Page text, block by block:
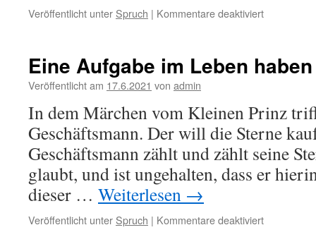
Veröffentlicht unter Spruch | Kommentare deaktiviertfür
Eine Aufgabe im Leben
Veröffentlicht am 17.6.2021 von admin
In dem Märchen vom Kleinen Prinz
Geschäftsmann. Der will die Sterne
Geschäftsmann zählt und zählt seine
glaubt, und ist ungehalten, dass er
dieser … Weiterlesen →
Veröffentlicht unter Spruch | Kommentare deaktiviertfür